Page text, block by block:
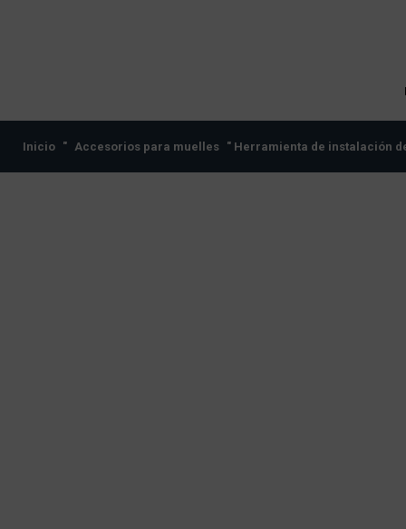
Inicio " Accesorios para muelles " Herramienta de instalación